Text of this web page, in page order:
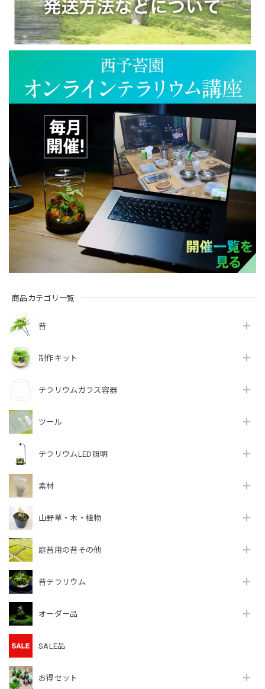
商品カテゴリ一覧
苔
制作キット
テラリウムガラス容器
ツール
テラリウムLED照明
素材
山野草・木・植物
庭苔用の苔その他
苔テラリウム
オーダー品
SALE品
お得セット